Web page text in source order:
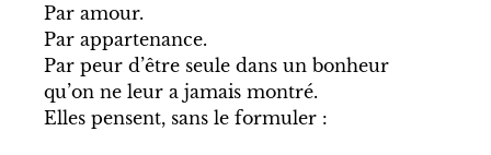
Par amour.
Par appartenance.
Par peur d’être seule dans un bonheur
qu’on ne leur a jamais montré.
Elles pensent, sans le formuler :